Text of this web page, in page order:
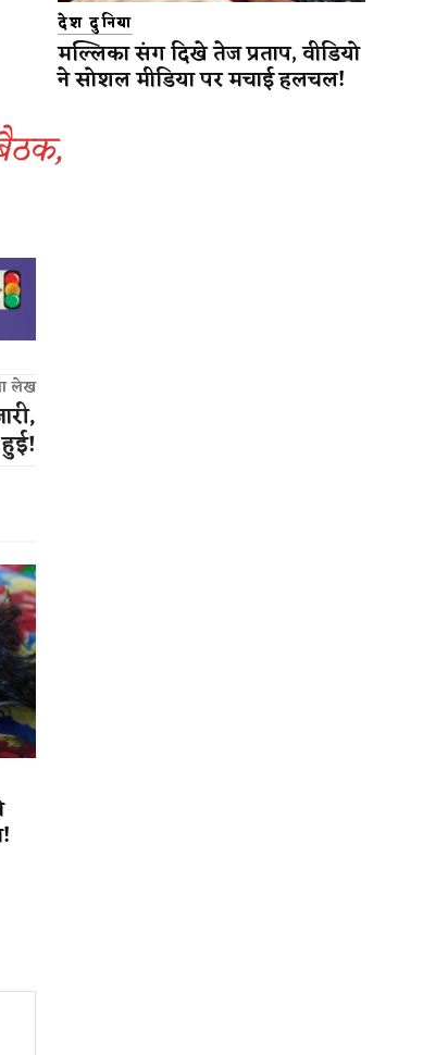
लेख
देश दुनिया
मल्लिका संग दिखे तेज प्रताप, वीडियो
ने सोशल मीडिया पर मचाई हलचल!